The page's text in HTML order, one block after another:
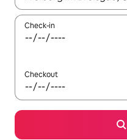
Check-in
Checkout